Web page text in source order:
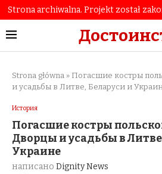
Strona archiwalna. Projekt został
Strona główna » Погасшие костры
и усадьбы в Литве, Беларуси и
История
Погасшие костры
Дворцы и усадьбы в
Украине
написано Dignity News